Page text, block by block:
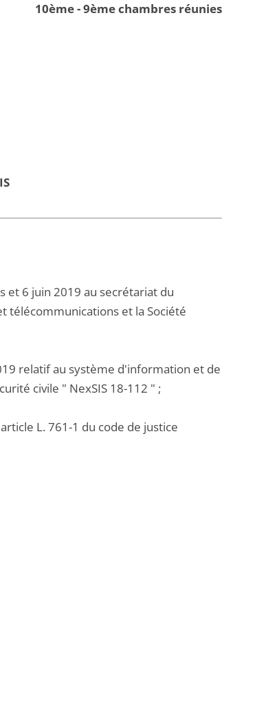
10ème - 9ème chambres réunies
6 juin 2019 au secrétariat du
télécommunications et la Société
relatif au système d'information et de
civile " NexSIS 18-112 " ;
L. 761-1 du code de justice